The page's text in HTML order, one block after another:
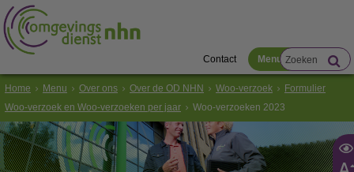
Contact Menu
Home Menu Over ons Over de OD NHN Woo-verzoek
Formulier
Woo-verzoek en Woo-verzoeken per jaar
Woo-verzoeken 2023